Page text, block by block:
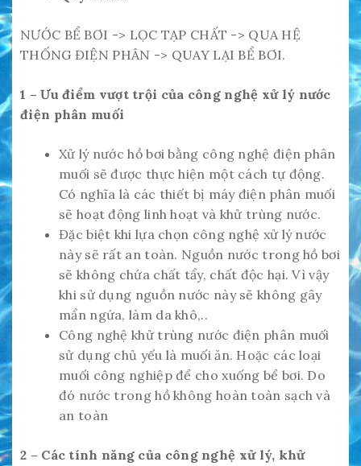
NƯỚC BỂ BƠI -> LỌC TẠP CHẤT -> QUA HỆ
THỐNG ĐIỆN PHÂN -> QUAY LẠI BỂ BƠI.
1 – Ưu điểm vượt trội của công nghệ xử lý nước
điện phân muối
Xử lý nước hồ bơi bằng công nghệ điện phân
muối sẽ được thực hiện một cách tự động.
Có nghĩa là các thiết bị máy điện phân muối
sẽ hoạt động linh hoạt và khử trùng nước.
Đặc biệt khi lựa chọn công nghệ xử lý nước
này sẽ rất an toàn. Nguồn nước trong hồ bơi
sẽ không chứa chất tẩy, chất độc hại. Vì vậy
khi sử dụng nguồn nước này sẽ không gây
mẩn ngứa, làm da khô,..
Công nghệ khử trùng nước điện phân muối
sử dụng chủ yếu là muối ăn. Hoặc các loại
muối công nghiệp để cho xuống bể bơi. Do
đó nước trong hồ không hoàn toàn sạch và
an toàn
2 – Các tính năng của công nghệ xử lý, khử